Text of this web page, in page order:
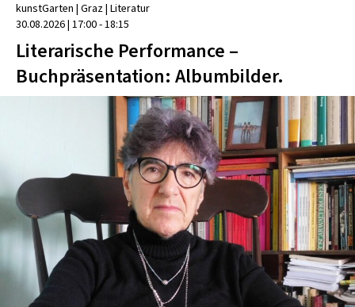
kunstGarten | Graz| Literatur
30.08.2026| 17:00 - 18:15
Literarische Performance –
Buchpräsentation: Albumbilder.